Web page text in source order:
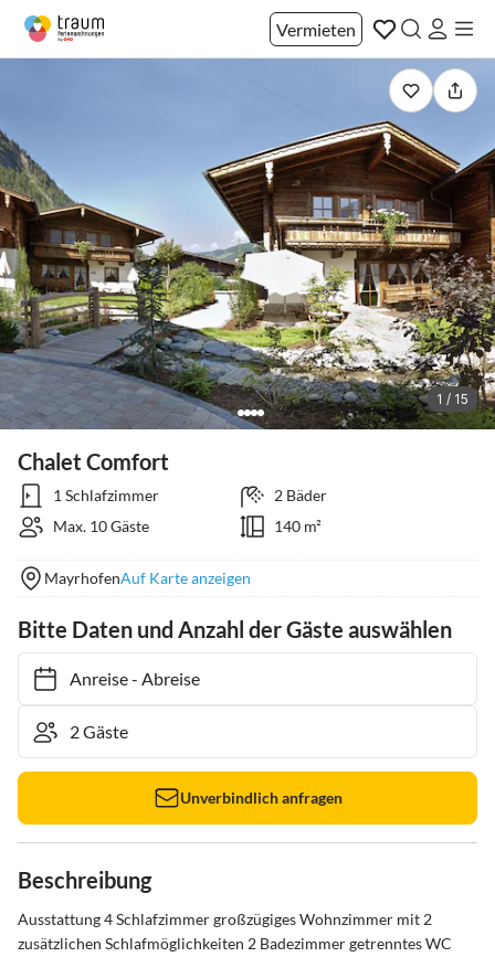
Vermieten
1 / 15
Chalet Comfort
1 Schlafzimmer
2 Bäder
Max. 10 Gäste
140 m²
MayrhofenAuf Karte anzeigen
Bitte Daten und Anzahl der Gäste auswählen
Anreise- Abreise
Unverbindlich anfragen
Beschreibung
Ausstattung 4 Schlafzimmer großzügiges Wohnzimmer mit 2
zusätzlichen Schlafmöglichkeiten 2 Badezimmer getrenntes WC